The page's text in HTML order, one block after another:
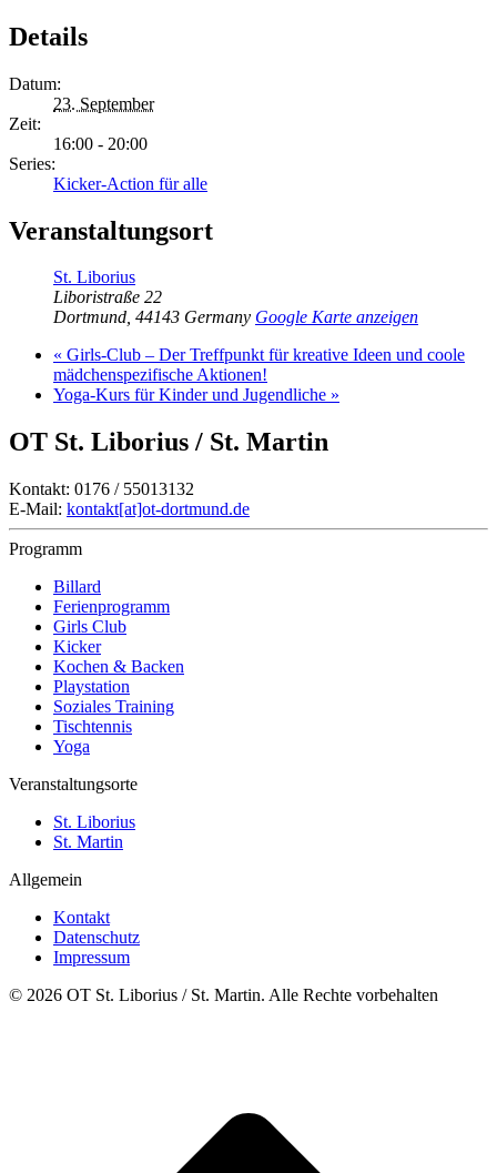
Details
Datum:
23. September
Zeit:
16:00 - 20:00
Series:
Kicker-Action für alle
Veranstaltungsort
St. Liborius
Liboristraße 22
Dortmund, 44143 Germany Google Karte anzeigen
« Girls-Club – Der Treffpunkt für kreative Ideen und coole
mädchenspezifische Aktionen!
Yoga-Kurs für Kinder und Jugendliche »
OT St. Liborius / St. Martin
Kontakt: 0176 / 55013132
E-Mail: kontakt[at]ot-dortmund.de
Programm
Billard
Ferienprogramm
Girls Club
Kicker
Kochen & Backen
Playstation
Soziales Training
Tischtennis
Yoga
Veranstaltungsorte
St. Liborius
St. Martin
Allgemein
Kontakt
Datenschutz
Impressum
© 2026 OT St. Liborius / St. Martin. Alle Rechte vorbehalten